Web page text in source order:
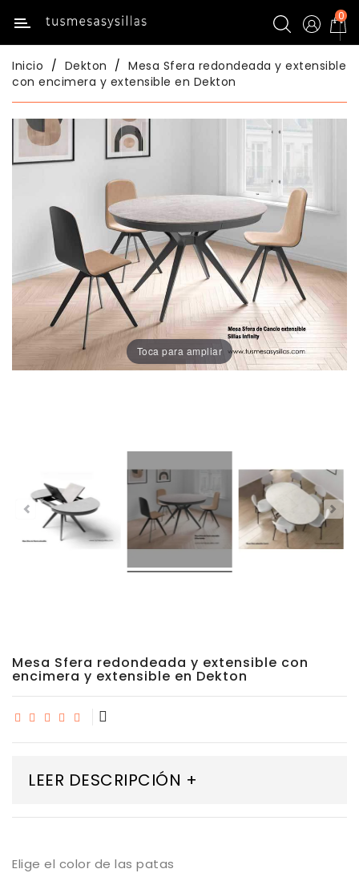
Categoría
Inicio
Mesas
Mesas
Cocina
Mesas
Comedor
Sillas
Stock
Taburetes
0
Inicio Dekton
Mesa Sfera redondeada y extensible
con encimera y extensible en Dekton
Toca para ampliar
Mesa Sfera redondeada y extensible con
encimera y extensible en Dekton
LEER DESCRIPCIÓN +
Elige el color de las patas